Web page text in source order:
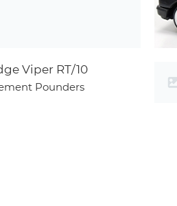
Viper RT/10
Pounders